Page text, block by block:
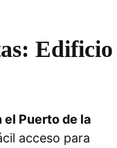
Edificio
el Puerto de la
acceso para